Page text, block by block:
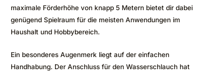
maximale Förderhöhe von knapp 5 Metern bietet dir dabei
genügend Spielraum für die meisten Anwendungen im
Haushalt und Hobbybereich.
Ein besonderes Augenmerk liegt auf der einfachen
Handhabung. Der Anschluss für den Wasserschlauch hat